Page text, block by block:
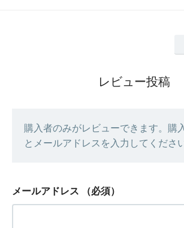
レビュー投稿
購入者のみがレビューできます。購
とメールアドレスを入力してください
メールアドレス （必須）